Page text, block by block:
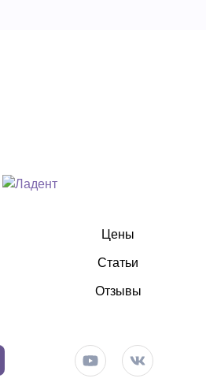
Цены
Статьи
Отзывы